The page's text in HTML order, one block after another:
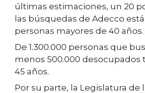
últimas estimaciones, un 20
las búsquedas de Adecco
personas mayores de 40 años.
De 1.300.000 personas que
menos 500.000 desocupados
45 años.
Por su parte, la Legislatura de